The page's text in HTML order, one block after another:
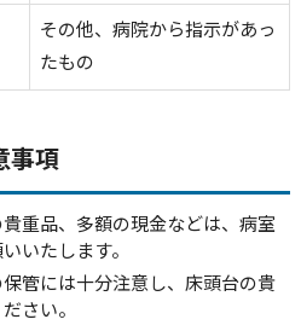
その他、病院から指示があっ
たもの
事項
重品、多額の現金などは、病室
いたします。
管には十分注意し、床頭台の貴
さい。